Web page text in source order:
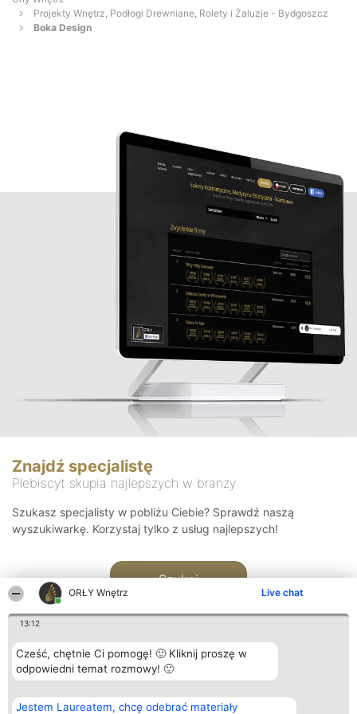
ORŁY Wnętrz Live chat
13:12
Cześć, chętnie Ci pomogę! 🙂 Kliknij proszę w
odpowiedni temat rozmowy! 🙂
Jestem Laureatem, chcę odebrać materiały
Projekty Wnętrz, Podłogi Drewniane, Rolety i Żaluzje - Bydgoszcz
Boka Design
Znajdź specjalistę
Plebiscyt skupia najlepszych w branży
Szukasz specjalisty w pobliżu Ciebie? Sprawdź naszą
wyszukiwarkę. Korzystaj tylko z usług najlepszych!
Szukaj
Organizator plebiscytu
Bright Side Solutions sp. z o.
Plebiscyt
Laureaci
Kontakt
Kontakt